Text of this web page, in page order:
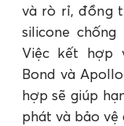
và rò rỉ, đồng
silicone
Việc kết hợp
Bond và
hợp sẽ giúp
phát và bảo vệ